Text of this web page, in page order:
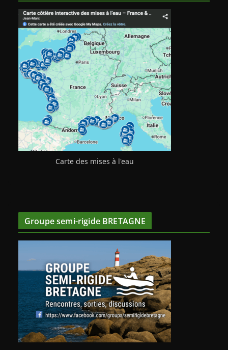
Carte des mises à l'eau
Groupe semi-rigide BRETAGNE